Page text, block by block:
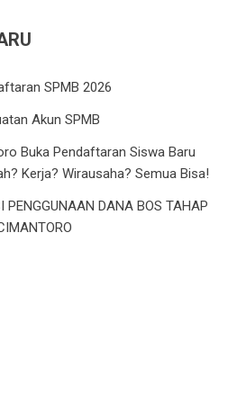
SPMB 2026
Akun SPMB
Buka Pendaftaran Siswa Baru
Kerja? Wirausaha? Semua Bisa!
PENGGUNAAN DANA BOS TAHAP